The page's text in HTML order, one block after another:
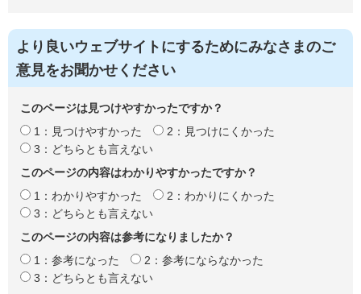
より良いウェブサイトにするためにみなさまのご
意見をお聞かせください
このページは見つけやすかったですか？
1：見つけやすかった
2：見つけにくかった
3：どちらとも言えない
このページの内容はわかりやすかったですか？
1：わかりやすかった
2：わかりにくかった
3：どちらとも言えない
このページの内容は参考になりましたか？
1：参考になった
2：参考にならなかった
3：どちらとも言えない